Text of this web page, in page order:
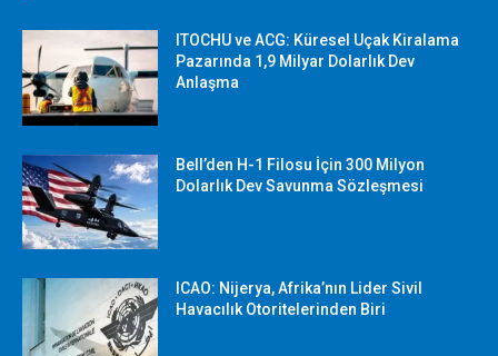
ITOCHU ve ACG: Küresel Uçak Kiralama
Pazarında 1,9 Milyar Dolarlık Dev
Anlaşma
Bell’den H-1 Filosu İçin 300 Milyon
Dolarlık Dev Savunma Sözleşmesi
ICAO: Nijerya, Afrika’nın Lider Sivil
Havacılık Otoritelerinden Biri